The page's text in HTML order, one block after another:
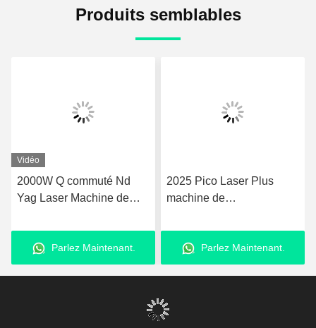
Produits semblables
2025 Pico Laser Plus
machine de
Nd Yag Laser 755nm Pico
deuxième machine laser
Parlez Maintenant.
Gomecy Pro ND YAG
Pico Laser Machine pour
pigmentation du visage et
des cicatrices et l'
élimination des tatouages
Parlez Maintenant.